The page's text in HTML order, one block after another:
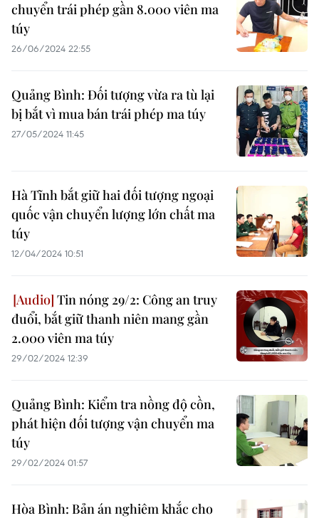
chuyển trái phép gần 8.000 viên ma
túy
26/06/2024 22:55
Quảng Bình: Đối tượng vừa ra tù lại
bị bắt vì mua bán trái phép ma túy
27/05/2024 11:45
Hà Tĩnh bắt giữ hai đối tượng ngoại
quốc vận chuyển lượng lớn chất ma
túy
12/04/2024 10:51
Tin nóng 29/2: Công an truy
đuổi, bắt giữ thanh niên mang gần
2.000 viên ma túy
29/02/2024 12:39
Quảng Bình: Kiểm tra nồng độ cồn,
phát hiện đối tượng vận chuyển ma
túy
29/02/2024 01:57
Hòa Bình: Bản án nghiêm khắc cho